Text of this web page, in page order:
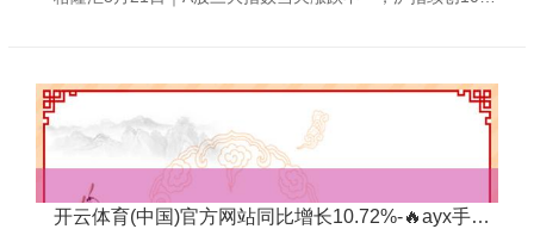
开云体育(中国)官方网站同比增长10.72%-🔥ayx手机版登录(综合)官方网站入口/网页版/安卓/电脑版